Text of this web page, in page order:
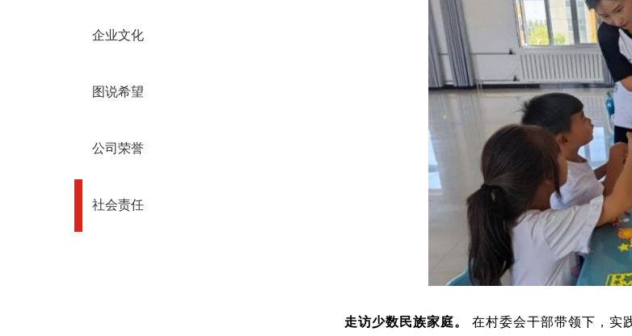
企业文化
图说希望
公司荣誉
社会责任
走访少数民族家庭。
在村委会干部带领下，实